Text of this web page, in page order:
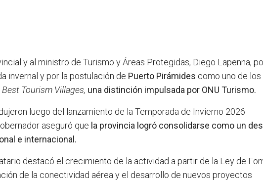
y al ministro de Turismo y Áreas Protegidas, Diego Lapenna,
invernal y por la postulación de Puerto Pirámides como uno de los
Best Tourism Villages, una distinción impulsada por ONU Turismo.
luego del lanzamiento de la Temporada de Invierno 2026
aseguró que la provincia logró consolidarse como un
e internacional.
destacó el crecimiento de la actividad a partir de la Ley de
de la conectividad aérea y el desarrollo de nuevos proyectos